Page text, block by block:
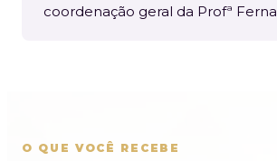
coordenação geral da Profª
O QUE VOCÊ RECEBE